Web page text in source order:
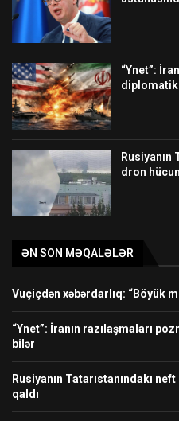
“Ynet”:
diplomatik
Rusiyanın
dron
ƏN SON MƏQALƏLƏR
Vuçiçdən xəbərdarlıq: “Böyük
“Ynet”: İranın razılaşmaları
bilər
Rusiyanın Tatarıstanındakı
qaldı